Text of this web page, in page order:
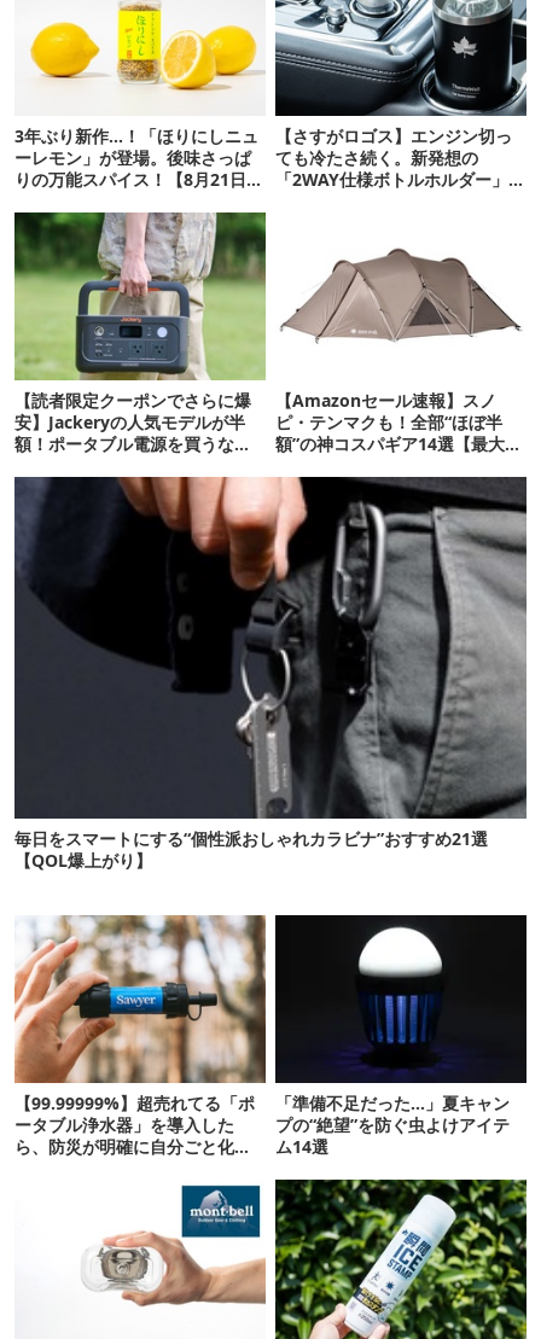
3年ぶり新作…！「ほりにしニュ
ーレモン」が登場。後味さっぱ
りの万能スパイス！【8月21日発
【さすがロゴス】エンジン切っ
ても冷たさ続く。新発想の
「2WAY仕様ボトルホルダー」が
【読者限定クーポンでさらに爆
安】Jackeryの人気モデルが半
額！ポータブル電源を買うなら
【Amazonセール速報】スノ
ピ・テンマクも！全部“ほぼ半
額”の神コスパギア14選【最大
毎日をスマートにする“個性派おしゃれカラビナ”おすすめ21選
【QOL爆上がり】
【99.99999%】超売れてる「ポ
ータブル浄水器」を導入した
ら、防災が明確に自分ごと化し
「準備不足だった…」夏キャン
プの“絶望”を防ぐ虫よけアイテ
ム14選